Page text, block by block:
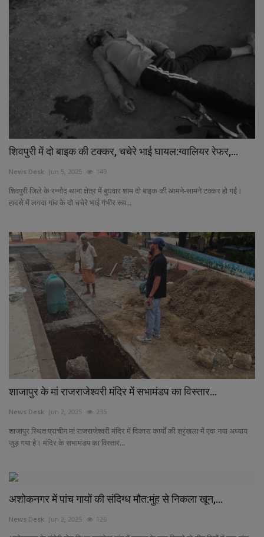
शिवपुरी में दो बाइक की टक्कर, चचेरे भाई घायल:ग्वालियर रेफर,...
News Desk Jun 5, 2025 149
शिवपुरी जिले के रन्नौद थाना क्षेत्र में बुधवार शाम दो बाइक की आमने-सामने टक्कर हो गई।
हादसे में लगदा गांव के दो चचेरे भाई गंभीर रूप...
शाजापुर के मां राजराजेश्वरी मंदिर में सभामंडप का विस्तार...
News Desk Jun 2, 2025 235
शाजापुर स्थित प्राचीन मां राजराजेश्वरी मंदिर में विकास कार्यों की श्रृंखला में एक नया अध्याय
जुड़ गया है। मंदिर के सभामंडप का विस्तार...
अशोकनगर में पांच गायों की संदिग्ध मौत:मुंह से निकला खून,...
News Desk Jun 2, 2025 126